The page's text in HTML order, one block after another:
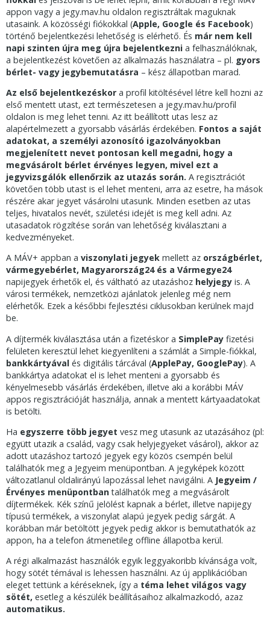
appon vagy a jegy.mav.hu oldalon regisztráltak maguknak
utasaink. A közösségi fiókokkal (Apple, Google és Facebook)
történő bejelentkezési lehetőség is elérhető. És már nem kell
napi szinten újra meg újra bejelentkezni a felhasználóknak,
a bejelentkezést követően az alkalmazás használatra – pl. gyors
bérlet- vagy jegybemutatásra – kész állapotban marad.
Az első bejelentkezéskor a profil kitöltésével létre kell hozni az
első mentett utast, ezt természetesen a jegy.mav.hu/profil
oldalon is meg lehet tenni. Az itt beállított utas lesz az
alapértelmezett a gyorsabb vásárlás érdekében. Fontos a saját
adatokat, a személyi azonosító igazolványokban
megjelenített nevet pontosan kell megadni, hogy a
megvásárolt bérlet érvényes legyen, mivel ezt a
jegyvizsgálók ellenőrzik az utazás során. A regisztrációt
követően több utast is el lehet menteni, arra az esetre, ha mások
részére akar jegyet vásárolni utasunk. Minden esetben az utas
teljes, hivatalos nevét, születési idejét is meg kell adni. Az
utasadatok rögzítése során van lehetőség kiválasztani a
kedvezményeket.
A MÁV+ appban a viszonylati jegyek mellett az országbérlet,
vármegyebérlet, Magyarország24 és a Vármegye24
napijegyek érhetők el, és váltható az utazáshoz helyjegy is. A
városi termékek, nemzetközi ajánlatok jelenleg még nem
elérhetők. Ezek a későbbi fejlesztési ciklusokban kerülnek majd
be.
A díjtermék kiválasztása után a fizetéskor a SimplePay fizetési
felületen keresztül lehet kiegyenlíteni a számlát a Simple-fiókkal,
bankkártyával és digitális tárcával (ApplePay, GooglePay). A
bankkártya adatokat el is lehet menteni a gyorsabb és
kényelmesebb vásárlás érdekében, illetve aki a korábbi MÁV
appos regisztrációját használja, annak a mentett kártyaadatokat
is betölti.
Ha egyszerre több jegyet vesz meg utasunk az utazásához (pl:
együtt utazik a család, vagy csak helyjegyeket vásárol), akkor az
adott utazáshoz tartozó jegyek egy közös csempén belül
találhatók meg a Jegyeim menüpontban. A jegyképek között
változatlanul oldalirányú lapozással lehet navigálni. A Jegyeim /
Érvényes menüpontbantalálhatók meg a megvásárolt
díjtermékek. Kék színű jelölést kapnak a bérlet, illetve napijegy
típusú termékek, a viszonylat alapú jegyek pedig sárgát. A
korábban már betöltött jegyek pedig akkor is bemutathatók az
appon, ha a telefon átmenetileg offline állapotba kerül.
A régi alkalmazást használók egyik leggyakoribb kívánsága volt,
hogy sötét témával is lehessen használni. Az új applikációban
eleget tettünk a kéréseknek, így a téma lehet világos vagy
sötét, esetleg a készülék beállításaihoz alkalmazkodó, azaz
automatikus.